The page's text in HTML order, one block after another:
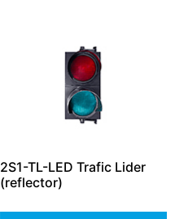
2S1-TL-LED Trafic Lider
(reflector)